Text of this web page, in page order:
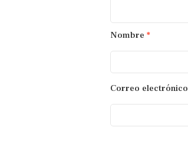
Nombre *
Correo electrónico